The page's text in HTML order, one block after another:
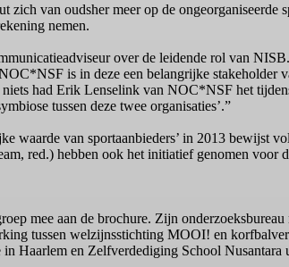
van oudsher meer op de ongeorganiseerde
nemen.
over de leidende rol van
is in deze een belangrijke stakeholder
had Erik Lenselink van NOC*NSF het
tussen deze twee organisaties’.”
waarde van sportaanbieders’ in 2013 bewijst
red.) hebben ook het initiatief genomen voor
mee aan de brochure. Zijn
tussen welzijnsstichting MOOI! en
Haarlem en Zelfverdediging School Nusantara